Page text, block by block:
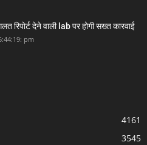
रिपोर्ट देने वाली lab पर होगी सख्त कारवाई
pm
4161
3545